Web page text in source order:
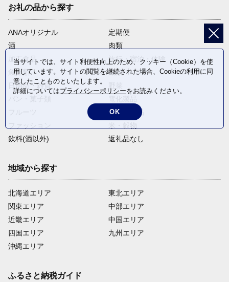
お礼の品から探す
ANAオリジナル
定期便
酒
肉類
加工食品
旅行・宿泊・体験
魚介類
麺類
日用品・雑貨
卵・乳製品
飲料(酒以外)
返礼品なし
地域から探す
北海道エリア
関東エリア
近畿エリア
四国エリア
沖縄エリア
東北エリア
中部エリア
中国エリア
九州エリア
ふるさと納税ガイド
当サイトでは、サイト利便性向上のため、クッキー（Cookie）を使
用しています。サイトの閲覧を継続された場合、Cookieの利用に同
意したことものといたします。
詳細についてはプライバシーポリシーをお読みください。
OK